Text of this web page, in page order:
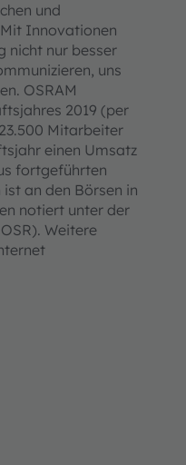
und
Innovationen
nicht nur besser
uns
OSRAM
2019 (per
Mitarbeiter
einen Umsatz
fortgeführten
an den Börsen in
notiert unter der
Weitere